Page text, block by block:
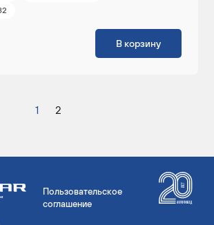
В корзину
1 2
Пользовательское
соглашение